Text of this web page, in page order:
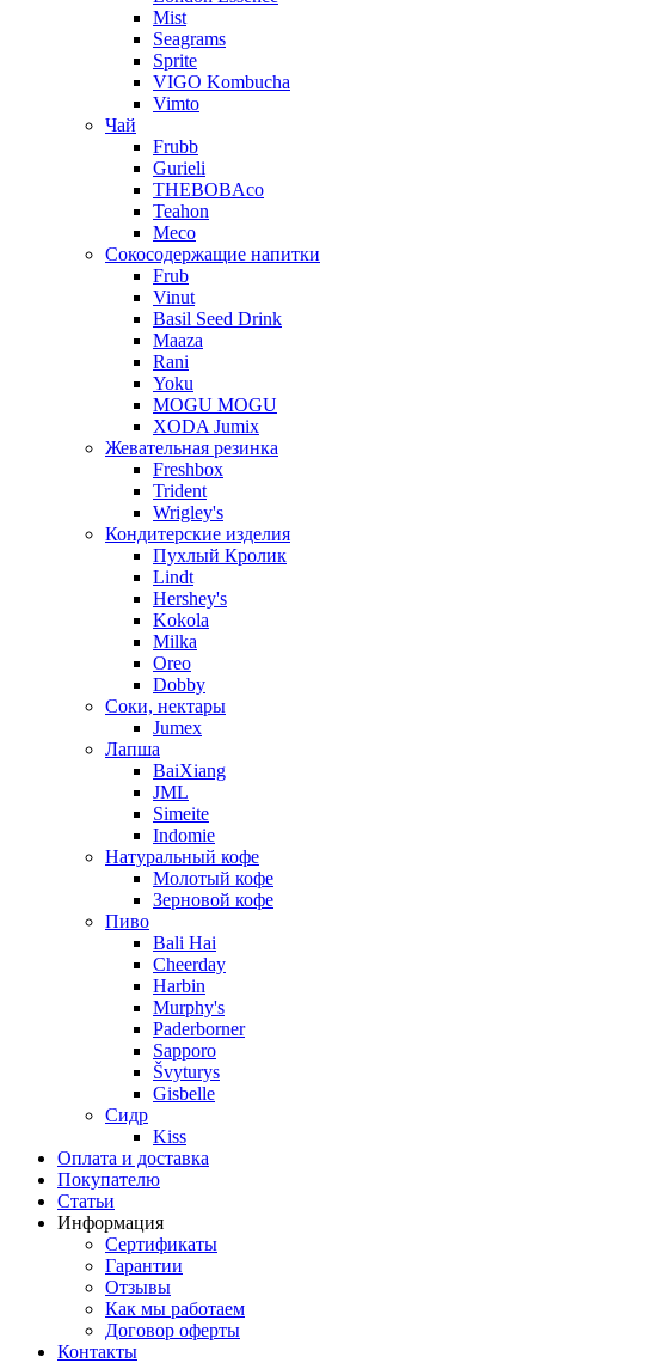
Mist
Seagrams
Sprite
VIGO Kombucha
Vimto
Чай
Frubb
Gurieli
THEBOBAco
Teahon
Meco
Сокосодержащие напитки
Frub
Vinut
Basil Seed Drink
Maaza
Rani
Yoku
MOGU MOGU
XODA Jumix
Жевательная резинка
Freshbox
Trident
Wrigley's
Кондитерские изделия
Пухлый Кролик
Lindt
Hershey's
Kokola
Milka
Oreo
Dobby
Соки, нектары
Jumex
Лапша
BaiXiang
JML
Simeite
Indomie
Натуральный кофе
Молотый кофе
Зерновой кофе
Пиво
Bali Hai
Cheerday
Harbin
Murphy's
Paderborner
Sapporo
Švyturys
Gisbelle
Сидр
Kiss
Оплата и доставка
Покупателю
Статьи
Информация
Сертификаты
Гарантии
Отзывы
Как мы работаем
Договор оферты
Контакты